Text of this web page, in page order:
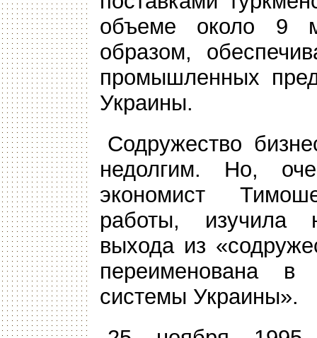
объеме около 9
образом,
промышленных
Украины.
Содружество
недолгим. Но,
экономист
работы, изучила
выхода из
переименована в
системы Украины».